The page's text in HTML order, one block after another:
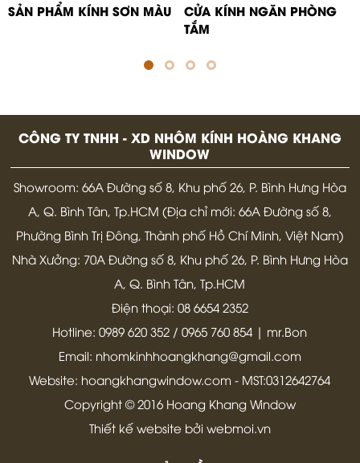
SẢN PHẨM KÍNH SƠN MÀU
CỬA KÍNH NGĂN PHÒNG
TẮM
CÔNG TY TNHH - XD NHÔM KÍNH HOÀNG KHANG
WINDOW
Showroom: 66A Đường số 8, Khu phố 26, P. Bình Hưng Hòa
A, Q. Bình Tân, Tp.HCM (Địa chỉ mới: 66A Đường số 8,
Phường Bình Trị Đông, Thành phố Hồ Chí Minh, Việt Nam)
Nhà Xưởng: 70A Đường số 8, Khu phố 26, P. Bình Hưng Hòa
A, Q. Bình Tân, Tp.HCM
Điện thoại: 08 6654 2352
Hotline: 0989 620 352 / 0965 760 854 | mr.Bon
Email: nhomkinhhoangkhang@gmail.com
Website: hoangkhangwindow.com - MST:0312642764
Copyright © 2016 Hoang Khang Window
Thiết kế website bởi webmoi.vn